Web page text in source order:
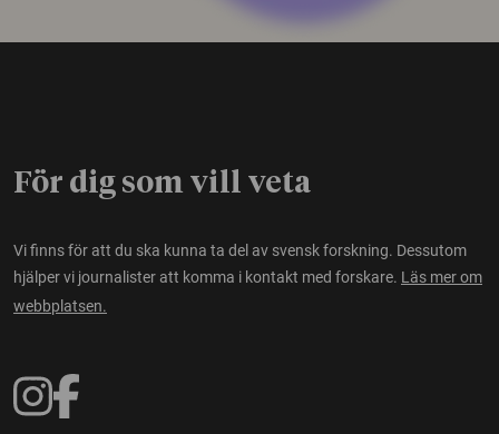
För dig som vill veta
Vi finns för att du ska kunna ta del av svensk forskning. Dessutom
hjälper vi journalister att komma i kontakt med forskare. Läs mer om
webbplatsen.